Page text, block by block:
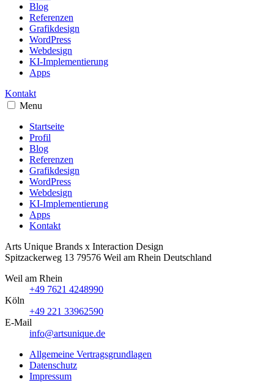
Blog
Referenzen
Grafikdesign
WordPress
Webdesign
KI-Implementierung
Apps
Kontakt
Menu
Startseite
Profil
Blog
Referenzen
Grafikdesign
WordPress
Webdesign
KI-Implementierung
Apps
Kontakt
Arts Unique Brands x Interaction Design
Spitzackerweg 13 79576 Weil am Rhein Deutschland
Weil am Rhein
+49 7621 4248990
Köln
+49 221 33962590
E-Mail
info@artsunique.de
Allgemeine Vertragsgrundlagen
Datenschutz
Impressum